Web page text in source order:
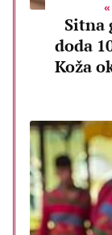
Sitna
doda
Koža